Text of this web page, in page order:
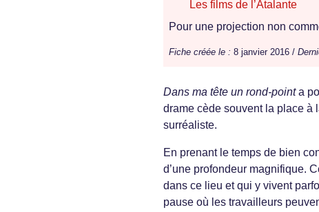
Les films de l’Atalante
Pour une projection non
Fiche créée le : 8 janvier 2016 /
Dans ma tête un rond-pointa
drame cède souvent la place à
surréaliste.
En prenant le temps de bien
d’une profondeur magnifique.
dans ce lieu et qui y vivent
pause où les travailleurs